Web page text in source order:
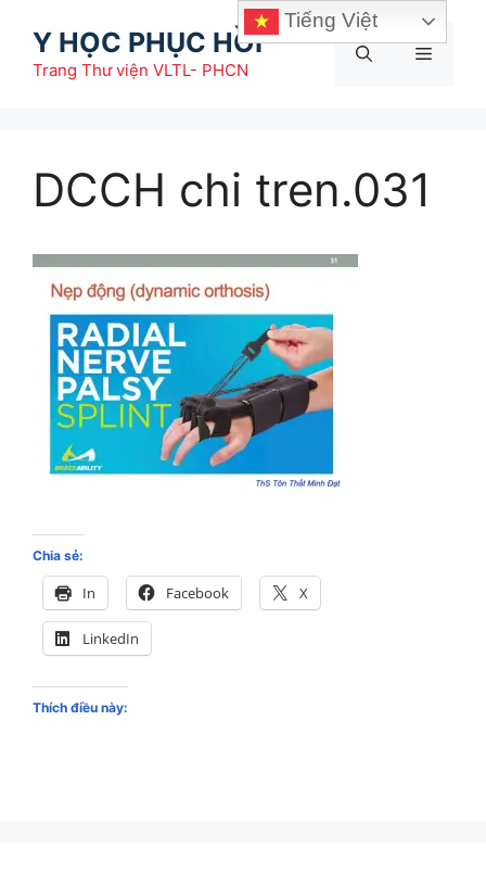
Y HỌC PHỤC HỒI
Trang Thư viện VLTL- PHCN
Menu
DCCH chi tren.031
Chia sẻ:
In Facebook X
LinkedIn
Thích điều này:
Tiếng Việt